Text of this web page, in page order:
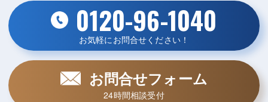
0120-96-1040
お気軽にお問合せください！
お問合せフォーム
24時間相談受付